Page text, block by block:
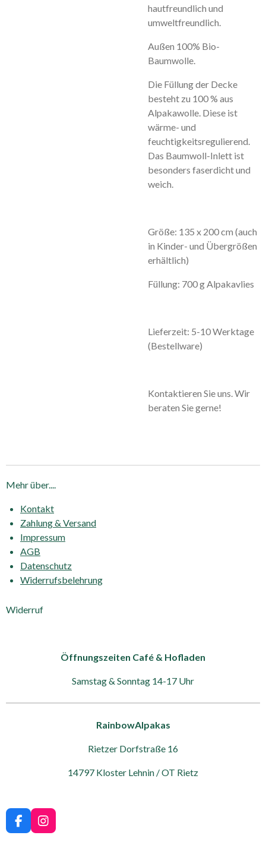
hautfreundlich und
umweltfreundlich.
Außen 100% Bio-
Baumwolle.
Die Füllung der Decke
besteht zu 100 % aus
Alpakawolle. Diese ist
wärme- und
feuchtigkeitsregulierend.
Das Baumwoll-Inlett ist
besonders faserdicht und
weich.
Größe: 135 x 200 cm (auch
in Kinder- und Übergrößen
erhältlich)
Füllung: 700 g Alpakavlies
Lieferzeit: 5-10 Werktage
(Bestellware)
Kontaktieren Sie uns. Wir
beraten Sie gerne!
Mehr über....
Kontakt
Zahlung & Versand
Impressum
AGB
Datenschutz
Widerrufsbelehrung
Widerruf
Öffnungszeiten Café & Hofladen
Samstag & Sonntag 14-17 Uhr
RainbowAlpakas
Rietzer Dorfstraße 16
14797 Kloster Lehnin / OT Rietz
F
a
I
n